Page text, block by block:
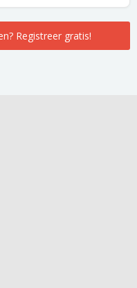
Registreer gratis!